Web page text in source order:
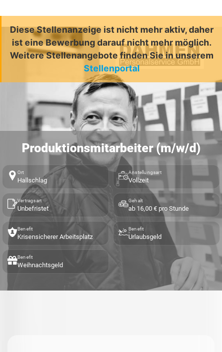
Diese Stellenanzeige ist nicht mehr aktiv, daher
ist eine Bewerbung darauf nicht mehr möglich.
Weitere Stellenangebote finden Sie in unserem
Stellenportal
Produktionsmitarbeiter (m/w/d)
Ort
Hallschlag
Anstellungsart
Vollzeit
Vertragsart
Unbefristet
Gehalt
ab 16,00 € pro Stunde
Benefit
Krisensicherer Arbeitsplatz
Benefit
Urlaubsgeld
Benefit
Weihnachtsgeld